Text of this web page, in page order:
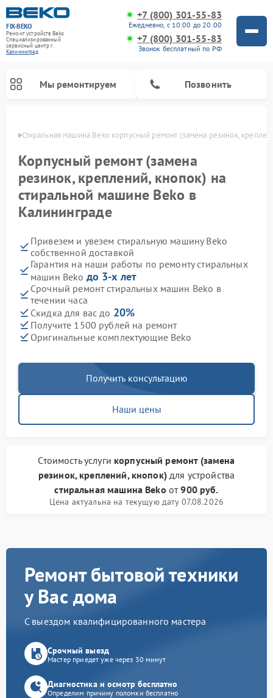
FIX-BEKO
Ремонт устройств Beko
Специализированный
cервисный центр г.
Калининград
+7 (800) 301-55-83
Ежедневно, с 10:00 до 20:00
+7 (800) 301-55-83
Звонок бесплатный по РФ
Мы ремонтируем Позвонить
Стиральная машина Beko корпусный ремонт (замена резинок,
Корпусный ремонт (замена
резинок, креплений, кнопок) на
стиральной машине Beko в
Калининграде
Привезем и увезем стиральную машину Beko
собственной доставкой
Гарантия на наши работы по ремонту стиральных
машин Beko до 3-х лет
Срочный ремонт стиральных машин Beko в
течении часа
Скидка для вас до 20%
Получите 1500 рублей на ремонт
Оригинальные комплектующие Beko
Получить консультацию
Наши цены
Стоимость услуги корпусный ремонт (замена
резинок, креплений, кнопок)для устройства
стиральная машина Beko от900 руб.
Цена актуальна на текущую дату 07.08.2026
Ремонт бытовой техники
у Вас дома
С выездом квалифицированного мастера
Срочный выезд
Мастер приедет уже через 30 минут
Диагностика и осмотр бесплатно
Определим причину поломки бесплатно